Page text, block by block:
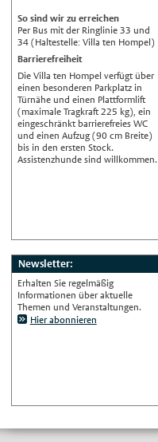
So sind wir zu erreichen
Per Bus mit der Ringlinie 33 und
34 (Haltestelle: Villa ten Hompel)
Barrierefreiheit
Die Villa ten Hompel verfügt über
einen besonderen Parkplatz in
Türnähe und einen Plattformlift
(maximale Tragkraft 225 kg), ein
eingeschränkt barrierefreies WC
und einen Aufzug (90 cm Breite)
bis in den ersten Stock.
Assistenzhunde sind willkommen.
Newsletter:
Erhalten Sie regelmäßig
Informationen über aktuelle
Themen und Veranstaltungen.
Hier abonnieren